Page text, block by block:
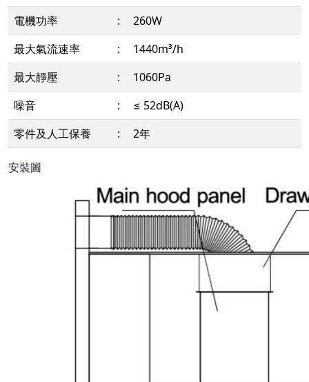
電機功率 :
260W
最大氣流速率
:
1440m³/h
最大靜壓
:
1060Pa
噪音
:
≤ 52dB(A)
零件及人工保養
: 2年
安裝圖